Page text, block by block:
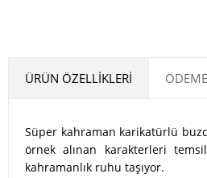
ÜRÜN ÖZELLIKLERI
Süper kahraman karikatürlü
örnek alınan karakterleri
kahramanlık ruhu taşıyor.